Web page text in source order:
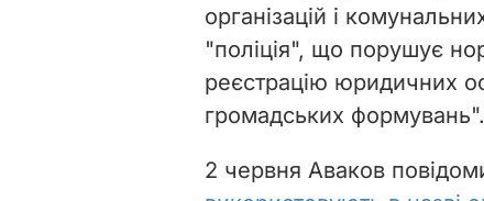
організацій і
"поліція", що порушує
реєстрацію юридичних
громадських формувань".
2 червня Аваков